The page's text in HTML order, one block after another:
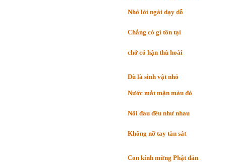
Nhớ lời ngài dạy dỗ
Chẳng có gì tồn tại
chớ có hận thù hoài
Dù là sinh vật nhỏ
Nước mắt mặn màu đỏ
Nổi đau đều như nhau
Không nỡ tay tàn sát
Con kính mừng Phật đản